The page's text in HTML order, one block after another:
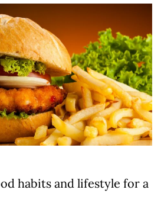
habits and lifestyle for a